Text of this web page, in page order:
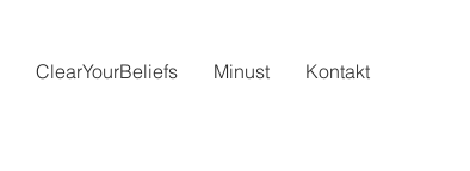
ClearYourBeliefs Minust Kontakt